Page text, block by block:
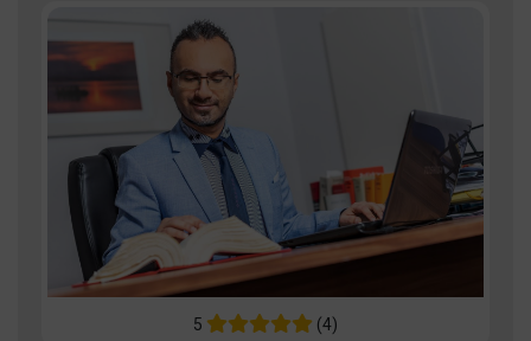
5 (4)